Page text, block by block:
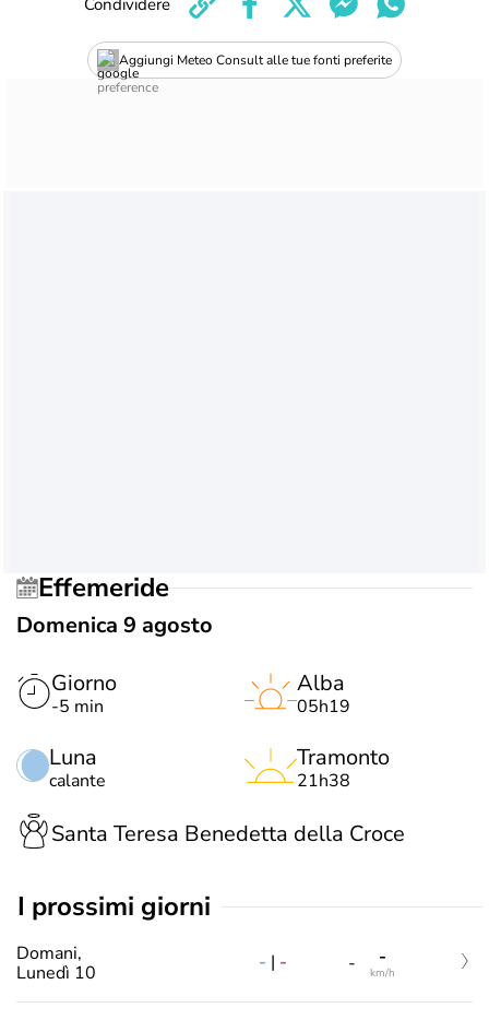
Aggiungi Meteo Consult alle tue fonti preferite
Condividere
Effemeride
Domenica 9 agosto
Giorno
-5 min
Luna
calante
Alba
05h19
Tramonto
21h38
Santa Teresa Benedetta della Croce
i prossimi giorni
Domani,
Lunedì 10
- | - - -
km/h